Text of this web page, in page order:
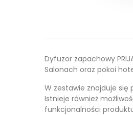
Dyfuzor zapachowy
Salonach oraz pokoi
W zestawie znajduje się
Istnieje również
funkcjonalności